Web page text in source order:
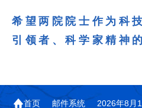
希望两院院士作为科
引领者、科学家精神
首页 邮件系统 2026年8月